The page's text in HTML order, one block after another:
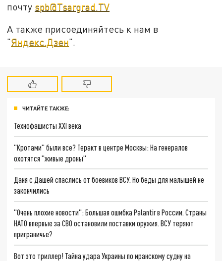
почту spb@Tsargrad.TV
А также присоединяйтесь к нам в
"Яндекс.Дзен".
ЧИТАЙТЕ ТАКЖЕ:
Технофашисты XXI века
"Кротами" были все? Теракт в центре Москвы: На генералов
охотятся "живые дроны"
Даня с Дашей спаслись от боевиков ВСУ. Но беды для малышей не
закончились
"Очень плохие новости": Большая ошибка Palantir в России. Страны
НАТО впервые за СВО остановили поставки оружия. ВСУ теряют
приграничье?
Вот это триллер! Тайна удара Украины по иранскому судну на